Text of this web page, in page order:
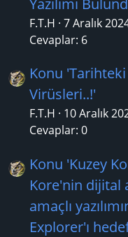
F.T.H 7 Aralık
Cevaplar: 6
Konu
Virüsleri..!'
F.T.H
10 Aralık
Cevaplar: 0
Konu 'Kuzey
Kore'nin dijital
amaçlı
Explorer'ı